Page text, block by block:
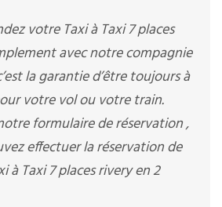
votre Taxi à Taxi 7 places
avec notre compagnie
la garantie d’être toujours à
votre vol ou votre train.
formulaire de réservation ,
effectuer la réservation de
à Taxi 7 places rivery en 2